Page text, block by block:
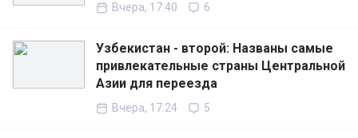
Вчера, 17:40 6
Узбекистан - второй: Названы самые
привлекательные страны Центральной
Азии для переезда
Вчера, 17:24 5